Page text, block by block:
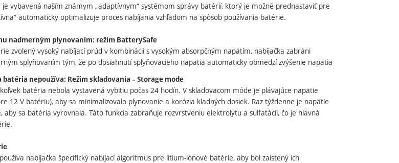
je vybavená naším známym „adaptívnym“ systémom správy batérií, ktorý je možné prednastaviť pre
automaticky optimalizuje proces nabíjania vzhľadom na spôsob používania batérie.
nadmerným plynovaním: režim BatterySafe
zvolený vysoký nabíjací prúd v kombinácii s vysokým absorpčným napätím, nabíjačka zabráni
splyňovaním tým, že po dosiahnutí splyňovacieho napätia automaticky obmedzí zvýšenie napätia
nepoužíva: Režim skladovania – Storage mode
batéria nebola vystavená vybitiu počas 24 hodín. V skladovacom móde je plávajúce napätie
12 V batériu), aby sa minimalizovalo plynovanie a korózia kladných dosiek. Raz týždenne je napätie
aby sa batéria vyrovnala. Táto funkcia zabraňuje rozvrstveniu elektrolytu a sulfatácii, čo je hlavná
nabíjačka špecifický nabíjací algoritmus pre lítium-iónové batérie, aby bol zaistený ich